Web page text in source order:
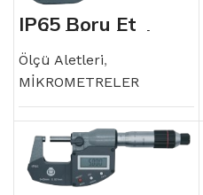
IP65 Boru Et
Kalınlığı Dijital
Mikrometresi
Ölçü Aletleri,
MİKROMETRELER